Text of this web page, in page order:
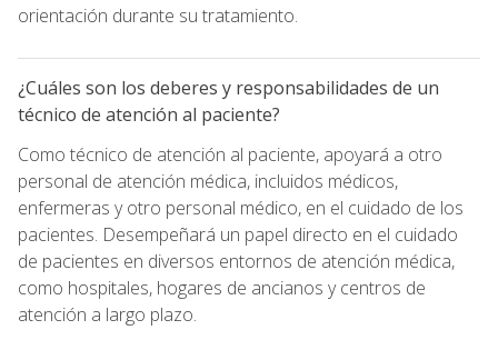
orientación durante su tratamiento.
¿Cuáles son los deberes y responsabilidades de un
técnico de atención al paciente?
Como técnico de atención al paciente, apoyará a otro
personal de atención médica, incluidos médicos,
enfermeras y otro personal médico, en el cuidado de los
pacientes. Desempeñará un papel directo en el cuidado
de pacientes en diversos entornos de atención médica,
como hospitales, hogares de ancianos y centros de
atención a largo plazo.